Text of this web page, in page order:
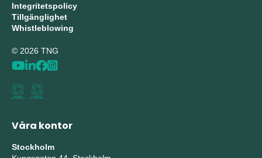
Integritetspolicy
Tillgänglighet
Whistleblowing
© 2026 TNG
Våra kontor
Stockholm